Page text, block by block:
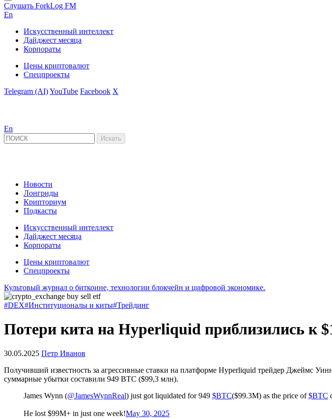
Слушать ForkLog FM
En
Искусственный интеллект
Дайджест месяца
Корпораты
Цены криптовалют
Спецпроекты
Telegram (AI)YouTube Facebook X
En
Новости
Лонгриды
Крипториум
Подкасты
Искусственный интеллект
Дайджест месяца
Корпораты
Цены криптовалют
Спецпроекты
Культовый журнал о биткоине, технологии блокчейн и цифровой экономике.
#DEX#Институционалы и киты#Трейдинг
Потери кита на Hyperliquid приблизились к
30.05.2025 Петр Иванов
Получивший известность за агрессивные ставки на платформе Hyperliquid трейдер Джеймс
суммарные убытки составили 949 BTC ($99,3 млн).
James Wynn (@JamesWynnReal) just got liquidated for 949 $BTC($99.3M) as the price of$BTC
He lost $99M+ in just one week!May 30, 2025